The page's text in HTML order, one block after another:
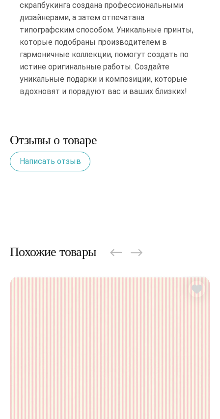
скрапбукинга создана профессиональными
дизайнерами, а затем отпечатана
типографским способом. Уникальные принты,
которые подобраны производителем в
гармоничные коллекции, помогут создать по
истине оригинальные работы. Создайте
уникальные подарки и композиции, которые
вдохновят и порадуют вас и ваших близких!
Отзывы о товаре
Написать отзыв
Похожие товары